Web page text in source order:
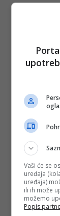
Vaši će se
uređaja
uređaja)
ili ih može
možemo
Popis